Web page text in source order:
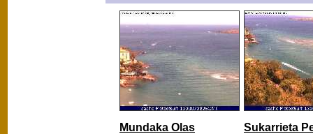
Mundaka Olas Sukarrieta